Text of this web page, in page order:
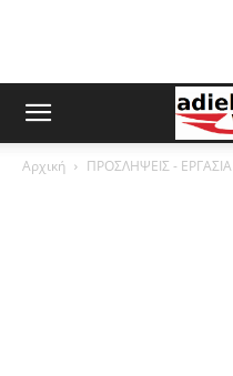
Αρχική ΠΡΟΣΛΗΨΕΙΣ - ΕΡΓΑΣΙΑ